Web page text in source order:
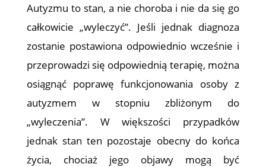
Autyzmu to stan, a nie choroba i nie da się go
całkowicie „wyleczyć”. Jeśli jednak diagnoza
zostanie postawiona odpowiednio wcześnie i
przeprowadzi się odpowiednią terapię, można
osiągnąć poprawę funkcjonowania osoby z
autyzmem w stopniu zbliżonym do
„wyleczenia”. W większości przypadków
jednak stan ten pozostaje obecny do końca
życia, chociaż jego objawy mogą być